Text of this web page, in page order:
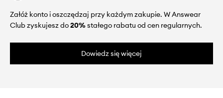
Załóż konto i oszczędzaj przy każdym zakupie. W Answear
Club zyskujesz do20%stałego rabatu od cen regularnych.
Dowiedz się więcej